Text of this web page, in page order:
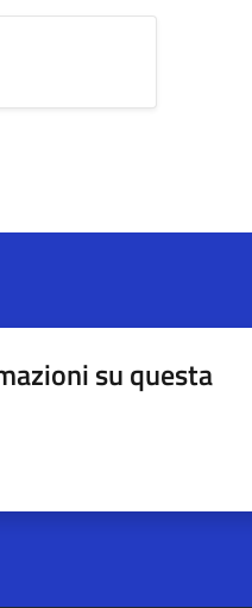
su questa